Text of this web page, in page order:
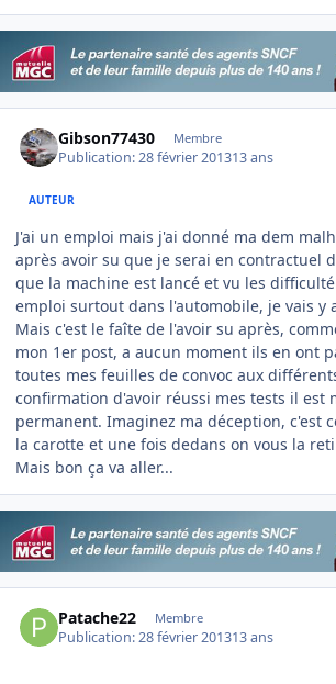
Gibson77430 Membre
Publication:28 février 201313 ans
AUTEUR
J'ai un emploi mais j'ai donné ma dem
après avoir su que je serai en contractuel
que la machine est lancé et vu les
emploi surtout dans l'automobile, je vais y
Mais c'est le faîte de l'avoir su après,
mon 1er post, a aucun moment ils en ont
toutes mes feuilles de convoc aux
confirmation d'avoir réussi mes tests il est
permanent. Imaginez ma déception, c'est
la carotte et une fois dedans on vous la
Mais bon ça va aller...
Patache22 Membre
Publication:28 février 201313 ans